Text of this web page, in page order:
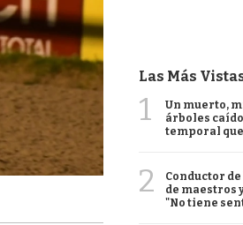
Las Más
1
Un muerto,
árboles
temporal
2
Conductor
de maestros
"No tiene